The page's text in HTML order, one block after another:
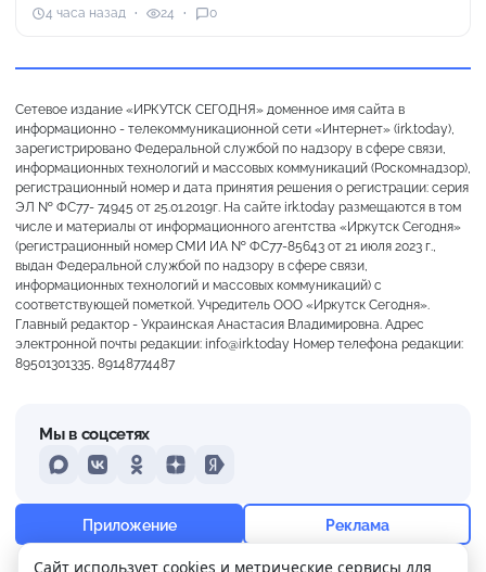
+13° Преимущественно ясно
Ощущается как +13
4 часа назад 24 0
Сетевое издание «ИРКУТСК СЕГОДНЯ» доменное имя сайта в
информационно - телекоммуникационной сети «Интернет» (irk.today),
зарегистрировано Федеральной службой по надзору в сфере связи,
информационных технологий и массовых коммуникаций (Роскомнадзор),
регистрационный номер и дата принятия решения о регистрации: серия
ЭЛ № ФС77- 74945 от 25.01.2019г. На сайте irk.today размещаются в том
числе и материалы от информационного агентства «Иркутск Сегодня»
(регистрационный номер СМИ ИА № ФС77-85643 от 21 июля 2023 г.,
выдан Федеральной службой по надзору в сфере связи,
информационных технологий и массовых коммуникаций) с
соответствующей пометкой. Учредитель ООО «Иркутск Сегодня».
Главный редактор - Украинская Анастасия Владимировна. Адрес
электронной почты редакции: info@irk.today Номер телефона редакции:
89501301335, 89148774487
Мы в соцсетях
MAXVKontakteOdnoklassniki
DzenYandex
Приложение Реклама
Сайт использует cookies и метрические сервисы для